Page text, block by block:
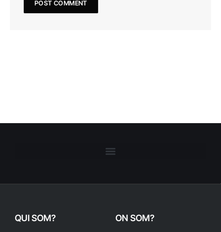
QUI SOM? ON SOM?